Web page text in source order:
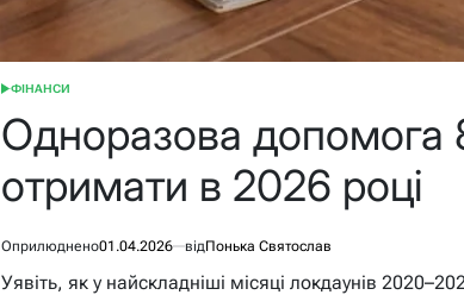
ОПУБЛІКУВАТИ
ФІНАНСИ
Одноразова допомога
отримати в 2026 році
Оприлюднено01.04.2026 відПонька Святослав
Уявіть, як у найскладніші місяці локдаунів